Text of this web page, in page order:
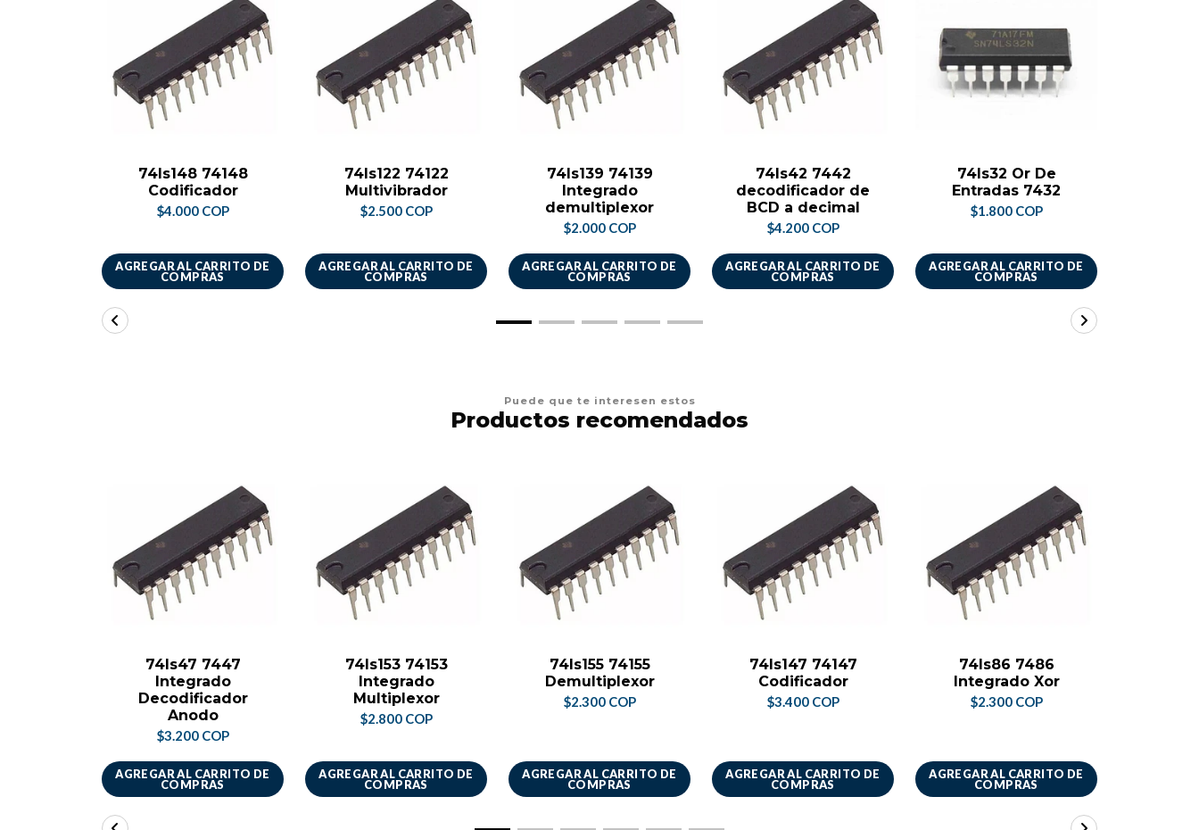
74ls148 74148
Codificador
$4.000 COP
AGREGAR AL CARRITO DE
COMPRAS
74ls122 74122
Multivibrador
$2.500 COP
AGREGAR AL CARRITO DE
COMPRAS
74ls139 74139
Integrado
demultiplexor
$2.000 COP
AGREGAR AL CARRITO DE
COMPRAS
74ls42 7442
decodificador de
BCD a decimal
$4.200 COP
AGREGAR AL CARRITO DE
COMPRAS
74ls32 Or De
Entradas 7432
$1.800 COP
AGREGAR AL CARRITO DE
COMPRAS
Puede que te interesen estos
Productos recomendados
74ls47 7447
Integrado
Decodificador
Anodo
$3.200 COP
AGREGAR AL CARRITO DE
COMPRAS
74ls153 74153
Integrado
Multiplexor
$2.800 COP
AGREGAR AL CARRITO DE
COMPRAS
74ls155 74155
Demultiplexor
$2.300 COP
AGREGAR AL CARRITO DE
COMPRAS
74ls147 74147
Codificador
$3.400 COP
AGREGAR AL CARRITO DE
COMPRAS
74ls86 7486
Integrado Xor
$2.300 COP
AGREGAR AL CARRITO DE
COMPRAS